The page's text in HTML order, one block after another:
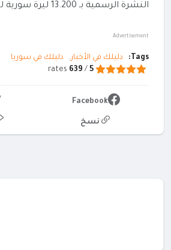
النشرة الرسمية بـ 13.200 ليرة سورية لكل دولار.
Advertisement
Tags: دليلك في الأخبار
دليلك في سوريا
5
/
639
Facebook
نسخ